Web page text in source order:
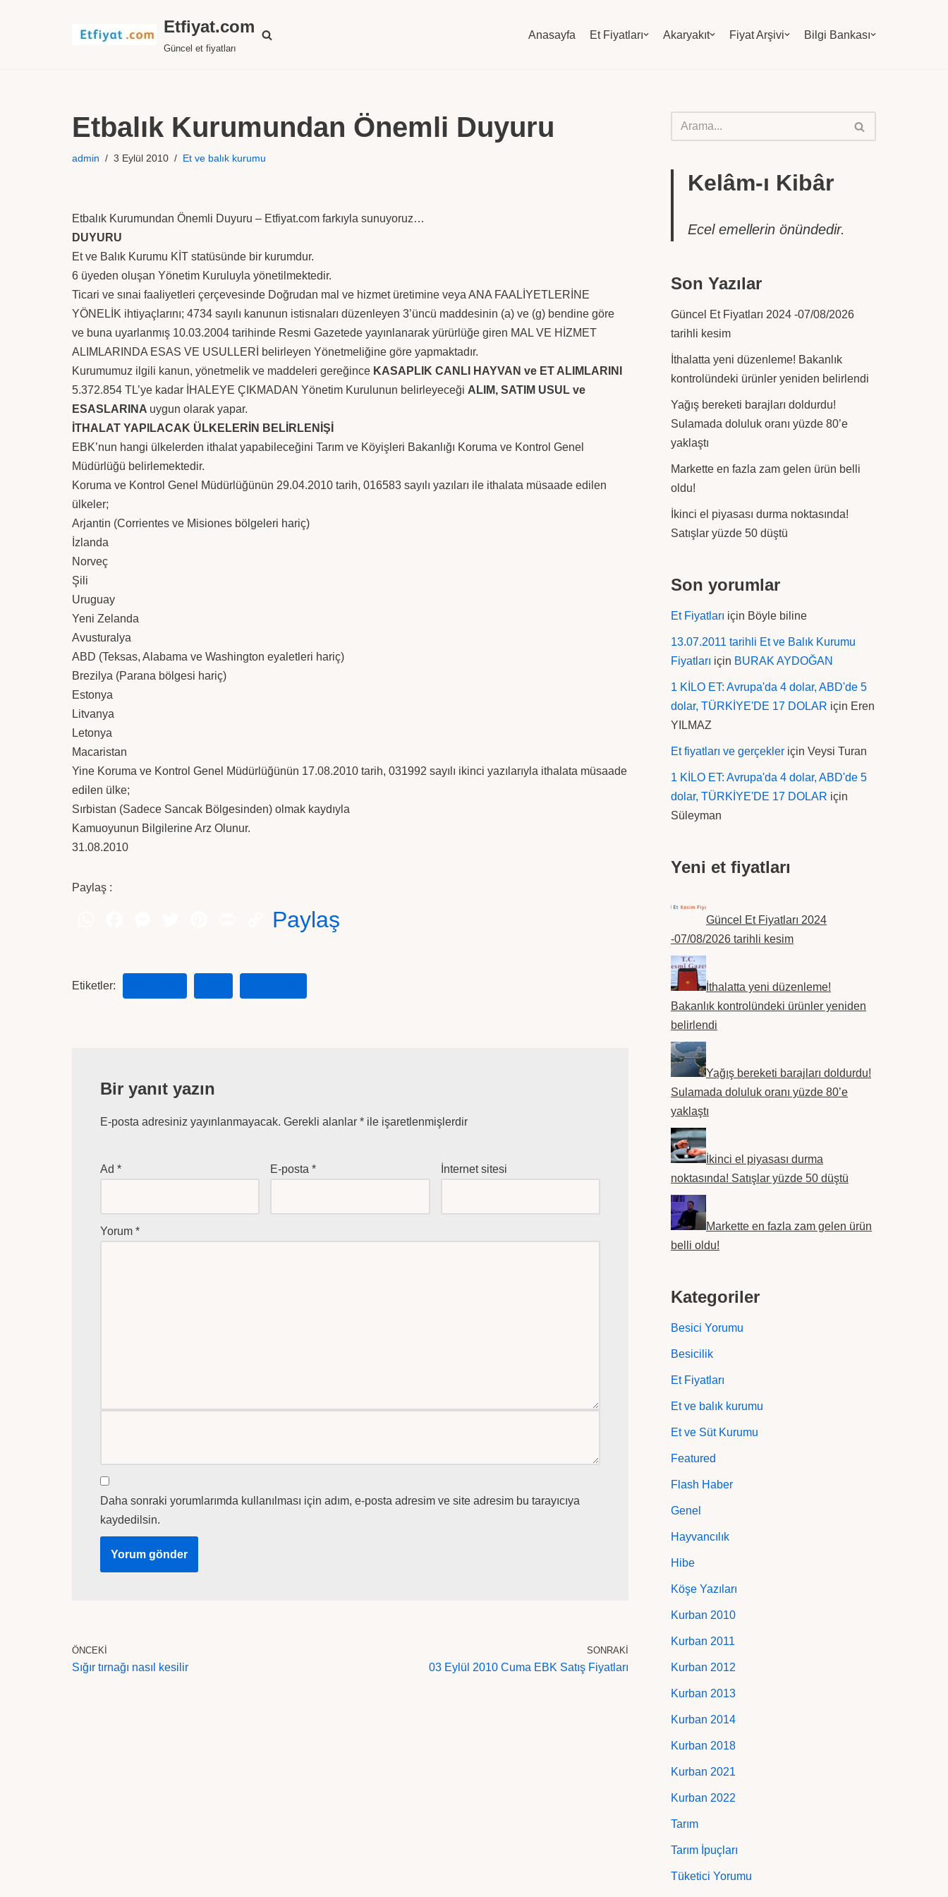
Etfiyat.com
Güncel et fiyatları
Anasayfa Et Fiyatları Akaryakıt Fiyat Arşivi Bilgi Bankası
Etbalık Kurumundan Önemli Duyuru
admin 3 Eylül 2010 Et ve balık kurumu
Etbalık Kurumundan Önemli Duyuru – Etfiyat.com farkıyla sunuyoruz…
DUYURU
Et ve Balık Kurumu KİT statüsünde bir kurumdur.
6 üyeden oluşan Yönetim Kuruluyla yönetilmektedir.
Ticari ve sınai faaliyetleri çerçevesinde Doğrudan mal ve hizmet üretimine veya ANA FAALİYETLERİNE
YÖNELİK ihtiyaçlarını; 4734 sayılı kanunun istisnaları düzenleyen 3’üncü maddesinin (a) ve (g) bendine göre
ve buna uyarlanmış 10.03.2004 tarihinde Resmi Gazetede yayınlanarak yürürlüğe giren MAL VE HİZMET
ALIMLARINDA ESAS VE USULLERİ belirleyen Yönetmeliğine göre yapmaktadır.
Kurumumuz ilgili kanun, yönetmelik ve maddeleri gereğince KASAPLIK CANLI HAYVAN ve ET ALIMLARINI
5.372.854 TL’ye kadar İHALEYE ÇIKMADAN Yönetim Kurulunun belirleyeceği ALIM, SATIM USUL ve
ESASLARINA uygun olarak yapar.
İTHALAT YAPILACAK ÜLKELERİN BELİRLENİŞİ
EBK’nun hangi ülkelerden ithalat yapabileceğini Tarım ve Köyişleri Bakanlığı Koruma ve Kontrol Genel
Müdürlüğü belirlemektedir.
Koruma ve Kontrol Genel Müdürlüğünün 29.04.2010 tarih, 016583 sayılı yazıları ile ithalata müsaade edilen
ülkeler;
Arjantin (Corrientes ve Misiones bölgeleri hariç)
İzlanda
Norveç
Şili
Uruguay
Yeni Zelanda
Avusturalya
ABD (Teksas, Alabama ve Washington eyaletleri hariç)
Brezilya (Parana bölgesi hariç)
Estonya
Litvanya
Letonya
Macaristan
Yine Koruma ve Kontrol Genel Müdürlüğünün 17.08.2010 tarih, 031992 sayılı ikinci yazılarıyla ithalata müsaade
edilen ülke;
Sırbistan (Sadece Sancak Bölgesinden) olmak kaydıyla
Kamuoyunun Bilgilerine Arz Olunur.
31.08.2010
Paylaş :
Paylaş
Etiketler:
Bir yanıt yazın
E-posta adresiniz yayınlanmayacak. Gerekli alanlar * ile işaretlenmişlerdir
Ad * E-posta* İnternet sitesi
Yorum *
Daha sonraki yorumlarımda kullanılması için adım, e-posta adresim ve site adresim bu tarayıcıya
kaydedilsin.
ÖNCEKI
Sığır tırnağı nasıl kesilir
SONRAKI
03 Eylül 2010 Cuma EBK Satış Fiyatları
Kelâm-ı Kibâr
Ecel emellerin önündedir.
Son Yazılar
Güncel Et Fiyatları 2024 -07/08/2026
tarihli kesim
İthalatta yeni düzenleme! Bakanlık
kontrolündeki ürünler yeniden belirlendi
Yağış bereketi barajları doldurdu!
Sulamada doluluk oranı yüzde 80’e
yaklaştı
Markette en fazla zam gelen ürün belli
oldu!
İkinci el piyasası durma noktasında!
Satışlar yüzde 50 düştü
Son yorumlar
Et Fiyatları için Böyle biline
13.07.2011 tarihli Et ve Balık Kurumu
Fiyatları için BURAK AYDOĞAN
1 KİLO ET: Avrupa'da 4 dolar, ABD'de 5
dolar, TÜRKİYE'DE 17 DOLAR için Eren
YILMAZ
Et fiyatları ve gerçekler için Veysi Turan
1 KİLO ET: Avrupa'da 4 dolar, ABD'de 5
dolar, TÜRKİYE'DE 17 DOLAR için
Süleyman
Yeni et fiyatları
Güncel Et Fiyatları 2024
-07/08/2026 tarihli kesim
İthalatta yeni düzenleme!
Bakanlık kontrolündeki ürünler yeniden
belirlendi
Yağış bereketi barajları doldurdu!
Sulamada doluluk oranı yüzde 80’e
yaklaştı
İkinci el piyasası durma
noktasında! Satışlar yüzde 50 düştü
Markette en fazla zam gelen ürün
belli oldu!
Kategoriler
Besici Yorumu
Besicilik
Et Fiyatları
Et ve balık kurumu
Et ve Süt Kurumu
Featured
Flash Haber
Genel
Hayvancılık
Hibe
Köşe Yazıları
Kurban 2010
Kurban 2011
Kurban 2012
Kurban 2013
Kurban 2014
Kurban 2018
Kurban 2021
Kurban 2022
Tarım
Tarım İpuçları
Tüketici Yorumu